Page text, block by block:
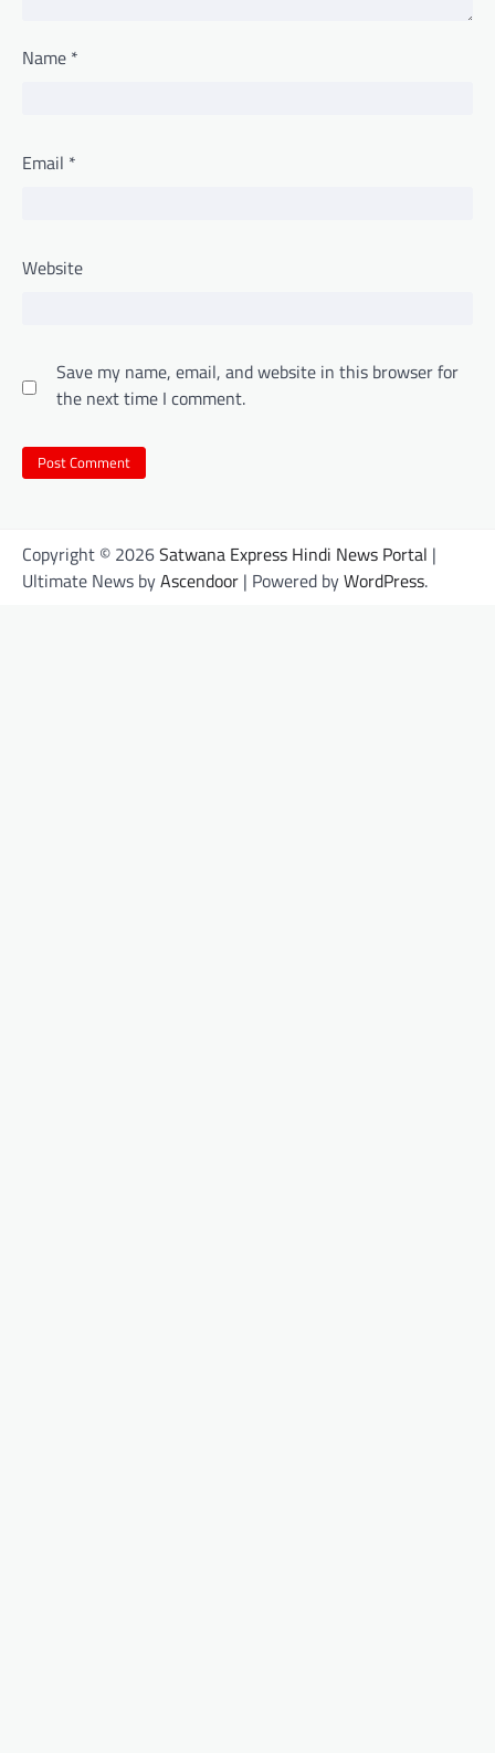
Name *
Email *
Website
Save my name, email, and website in this browser for
the next time I comment.
Copyright © 2026Satwana Express Hindi News Portal |
Ultimate News byAscendoor | Powered byWordPress.